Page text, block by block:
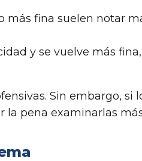
más fina suelen notar
y se vuelve más
Sin embargo, si
pena examinarlas